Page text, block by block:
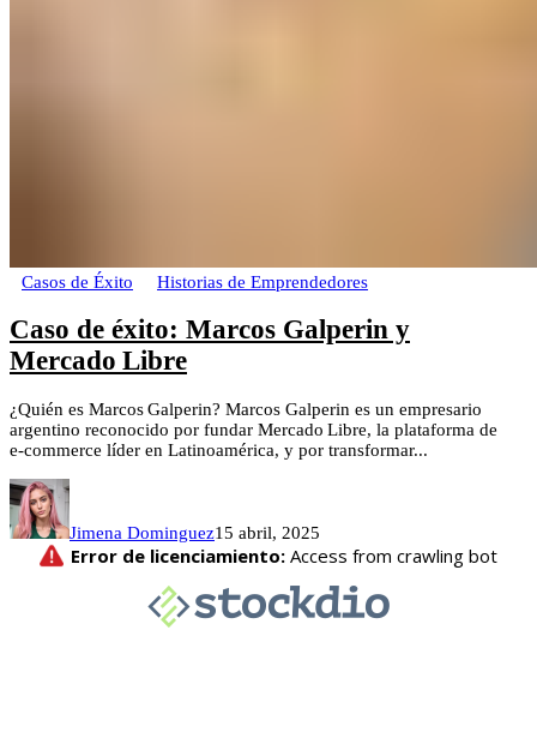
Casos de Éxito Historias de Emprendedores
Caso de éxito: Marcos Galperin y
Mercado Libre
¿Quién es Marcos Galperin? Marcos Galperin es un empresario
argentino reconocido por fundar Mercado Libre, la plataforma de
e‑commerce líder en Latinoamérica, y por transformar...
Jimena Dominguez15 abril, 2025